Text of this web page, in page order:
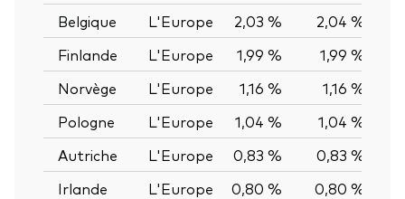
Belgique
L'Europe 2,03 % 2,04 %
Finlande
L'Europe 1,99 % 1,99 %
Norvège
L'Europe 1,16 % 1,16 %
Pologne
L'Europe 1,04 % 1,04 %
Autriche
L'Europe 0,83 % 0,83 %
Irlande
L'Europe 0,80 % 0,80 %